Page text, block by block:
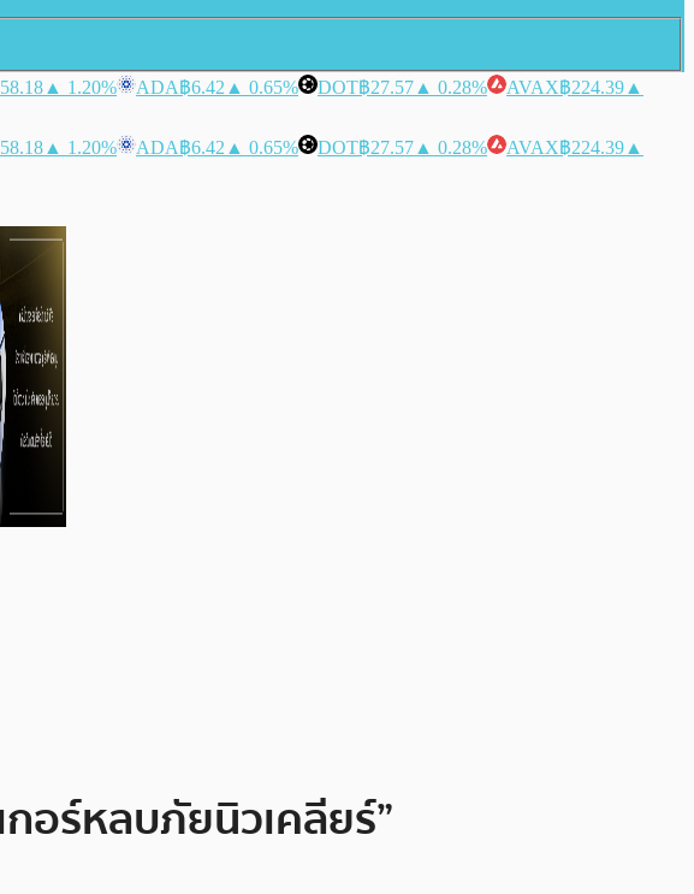
▲ 1.20% ADA฿6.42 ▲ 0.65% DOT฿27.57 ▲ 0.28% AVAX฿224.39 ▲
▲ 1.20% ADA฿6.42 ▲ 0.65% DOT฿27.57 ▲ 0.28% AVAX฿224.39 ▲
อร์หลบภัยนิวเคลียร์”